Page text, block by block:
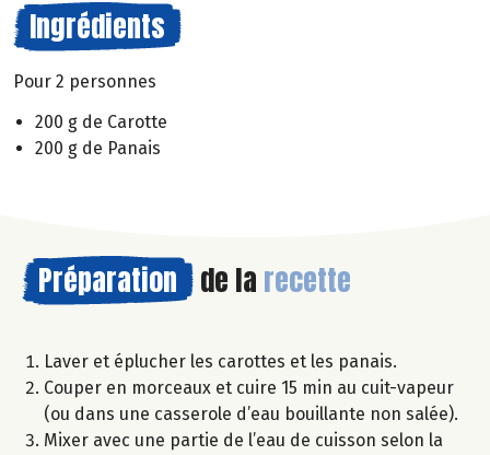
Ingrédients
Pour 2 personnes
200 g de Carotte
200 g de Panais
Préparation de la recette
Laver et éplucher les carottes et les panais.
Couper en morceaux et cuire 15 min au cuit-vapeur
(ou dans une casserole d’eau bouillante non salée).
Mixer avec une partie de l’eau de cuisson selon la